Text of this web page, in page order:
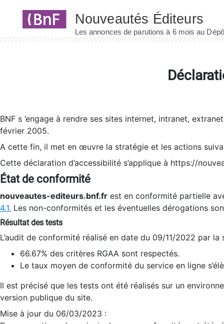
BNF s ’engage à rendre ses sites internet, intranet,
février 2005.
A cette fin, il met en œuvre la stratégie et les actions
Cette déclaration d’accessibilité s’applique à https://
État de conformité
nouveautes-editeurs.bnf.fr est en conformité partielle
4.1. Les non-conformités et les éventuelles dérogations
Résultat des tests
L’audit de conformité réalisé en date du 09/11/2022 par
66.67% des critères RGAA sont respectés.
Le taux moyen de conformité du service en ligne
Il est précisé que les tests ont été réalisés sur un
version publique du site.
Mise à jour du 06/03/2023 :